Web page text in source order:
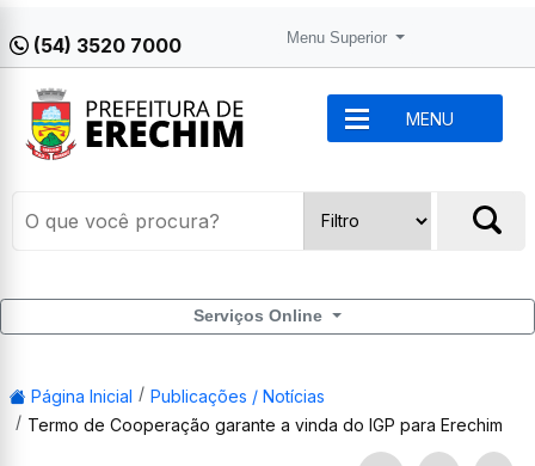
(54) 3520 7000 Menu Superior
MENU
Serviços Online
Página Inicial
Publicações / Notícias
Termo de Cooperação garante a vinda do IGP para Erechim